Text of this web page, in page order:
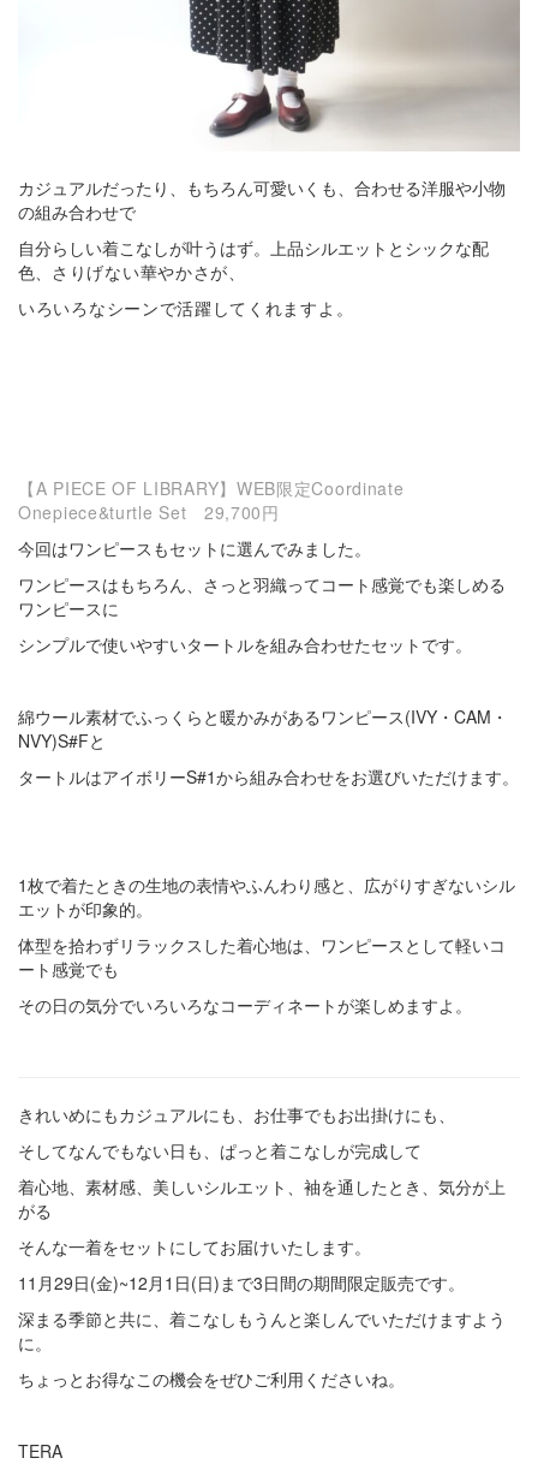
カジュアルだったり、もちろん可愛いくも、合わせる洋服や小物
の組み合わせで
自分らしい着こなしが叶うはず。上品シルエットとシックな配
色、 さりげない華やかさが、
いろいろなシーンで活躍してくれますよ。
【A PIECE OF LIBRARY】WEB限定Coordinate
Onepiece&turtle Set 29,700円
今回はワンピースもセットに選んでみました。
ワンピースはもちろん、さっと羽織ってコート感覚でも楽しめる
ワンピースに
シンプルで使いやすいタートルを組み合わせたセットです。
綿ウール素材でふっくらと暖かみがあるワンピース(IVY・CAM・
NVY)S#Fと
タートルはアイボリーS#1から組み合わせをお選びいただけます。
1枚で着たときの生地の表情やふんわり感と、広がりすぎないシル
エットが印象的。
体型を拾わずリラックスした着心地は、ワンピースとして軽いコ
ート感覚でも
その日の気分でいろいろなコーディネートが楽しめますよ。
きれいめにもカジュアルにも、お仕事でもお出掛けにも、
そしてなんでもない日も、ぱっと着こなしが完成して
着心地、素材感、美しいシルエット、袖を通したとき、気分が上
がる
そんな一着をセットにしてお届けいたします。
11月29日(金)~12月1日(日)まで3日間の期間限定販売です。
深まる季節と共に、着こなしもうんと楽しんでいただけますよう
に。
ちょっとお得なこの機会をぜひご利用くださいね。
TERA